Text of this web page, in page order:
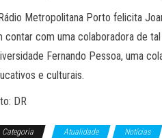
Metropolitana Porto felicita
contar com uma colaboradora de
Fernando Pessoa, uma
e culturais.
DR
Categoria Atualidade Notícias